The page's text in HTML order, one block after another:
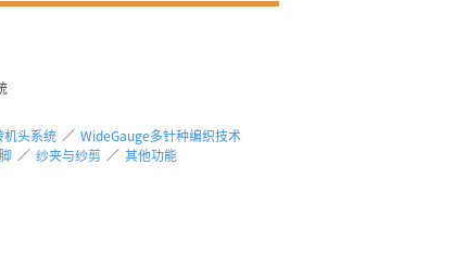
机头系统 ／ WideGauge多针种编织技术
／ 纱夹与纱剪 ／ 其他功能